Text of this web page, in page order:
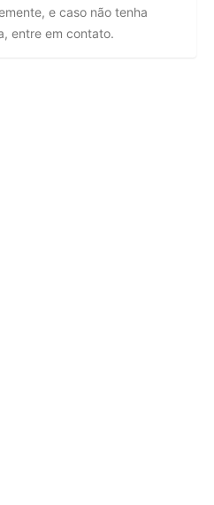
e caso não tenha
entre em contato.